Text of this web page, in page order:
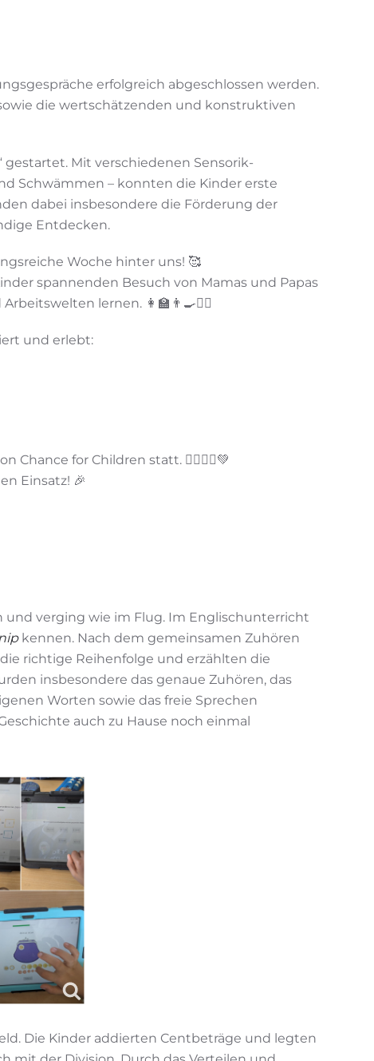
erfolgreich abgeschlossen werden.
die wertschätzenden und konstruktiven
gestartet. Mit verschiedenen Sensorik-
Schwämmen – konnten die Kinder erste
dabei insbesondere die Förderung der
Entdecken.
Woche hinter uns! 🥰
spannenden Besuch von Mamas und Papas
lernen. 👩‍🏫👨‍🍳👩‍⚕️
und erlebt:
for Children statt. 🏃‍♀️🏃‍♂️💚
Einsatz! 🎉
und verging wie im Flug. Im Englischunterricht
kennen. Nach dem gemeinsamen Zuhören
richtige Reihenfolge und erzählten die
insbesondere das genaue Zuhören, das
Worten sowie das freie Sprechen
auch zu Hause noch einmal
Die Kinder addierten Centbeträge und legten